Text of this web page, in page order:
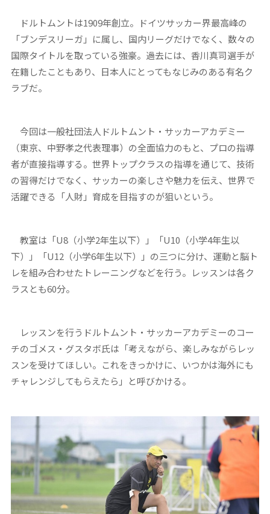
ドルトムントは1909年創立。ドイツサッカー界最高峰の
「ブンデスリーガ」に属し、国内リーグだけでなく、数々の
国際タイトルを取っている強豪。過去には、香川真司選手が
在籍したこともあり、日本人にとってもなじみのある有名ク
ラブだ。
今回は一般社団法人ドルトムント・サッカーアカデミー
（東京、中野孝之代表理事）の全面協力のもと、プロの指導
者が直接指導する。世界トップクラスの指導を通じて、技術
の習得だけでなく、サッカーの楽しさや魅力を伝え、世界で
活躍できる「人財」育成を目指すのが狙いという。
教室は「U8（小学2年生以下）」「U10（小学4年生以
下）」「U12（小学6年生以下）」の三つに分け、運動と脳ト
レを組み合わせたトレーニングなどを行う。レッスンは各ク
ラスとも60分。
レッスンを行うドルトムント・サッカーアカデミーのコー
チのゴメス・グスタボ氏は「考えながら、楽しみながらレッ
スンを受けてほしい。これをきっかけに、いつかは海外にも
チャレンジしてもらえたら」と呼びかける。